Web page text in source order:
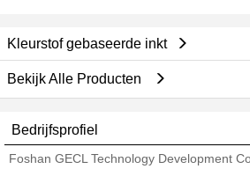
Kleurstof gebaseerde inkt
Bekijk Alle Producten
Bedrijfsprofiel
Foshan GECL Technology Development